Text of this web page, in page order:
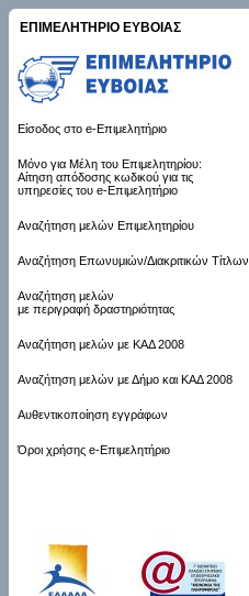
ΕΠΙΜΕΛΗΤΗΡΙΟ ΕΥΒΟΙΑΣ
Είσοδος στο e-Επιμελητήριο
Μόνο για Μέλη του Επιμελητηρίου:
Αίτηση απόδοσης κωδικού για τις
υπηρεσίες του e-Επιμελητήριο
Αναζήτηση μελών Επιμελητηρίου
Αναζήτηση Επωνυμιών/Διακριτικών Τίτλων
Αναζήτηση μελών
με περιγραφή δραστηριότητας
Αναζήτηση μελών με ΚΑΔ 2008
Αναζήτηση μελών με Δήμο και ΚΑΔ 2008
Αυθεντικοποίηση εγγράφων
Όροι χρήσης e-Επιμελητήριο